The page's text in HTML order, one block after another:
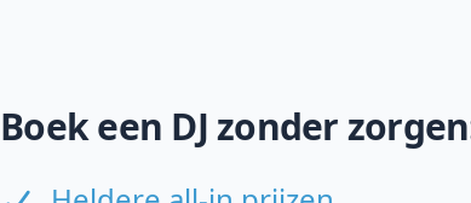
Boek een DJ zonder